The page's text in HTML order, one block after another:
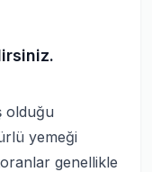
olduğu
yemeği
genellikle